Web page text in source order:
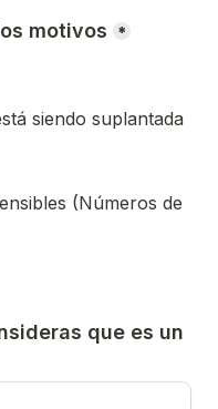
motivos *
siendo suplantada
(Números de
que es un